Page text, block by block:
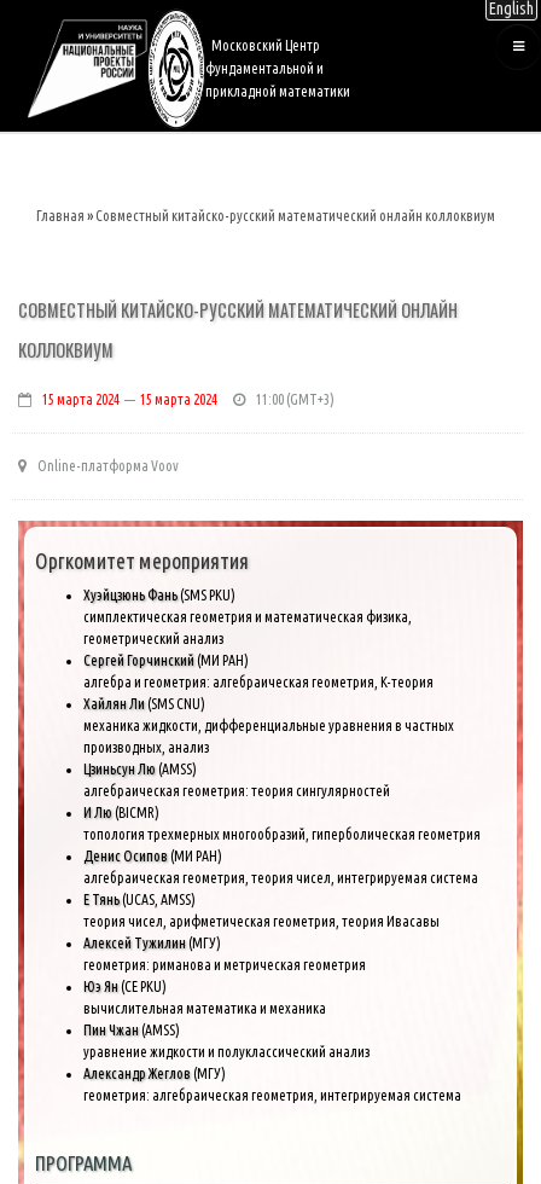
основному
содержанию
Московский Центр
фундаментальной и
прикладной математики
English
Главная Совместный китайско-русский математический онлайн коллоквиум
СОВМЕСТНЫЙ КИТАЙСКО-РУССКИЙ МАТЕМАТИЧЕСКИЙ ОНЛАЙН
КОЛЛОКВИУМ
15 марта 2024 — 15 марта 2024 11:00
Online-платформа Voov
Оргкомитет мероприятия
Хуэйцзюнь Фань(SMS PKU)
симплектическая геометрия и математическая физика,
геометрический анализ
Сергей Горчинский(МИ РАН)
алгебра и геометрия: алгебраическая геометрия, K-теория
Хайлян Ли(SMS CNU)
механика жидкости, дифференциальные уравнения в частных
производных, анализ
Цзиньсун Лю(AMSS)
алгебраическая геометрия: теория сингулярностей
И Лю(BICMR)
топология трехмерных многообразий, гиперболическая геометрия
Денис Осипов(МИ РАН)
алгебраическая геометрия, теория чисел, интегрируемая система
Е Тянь(UCAS, AMSS)
теория чисел, арифметическая геометрия, теория Ивасавы
Алексей Тужилин(МГУ)
геометрия: риманова и метрическая геометрия
Юэ Ян(CE PKU)
вычислительная математика и механика
Пин Чжан(AMSS)
уравнение жидкости и полуклассический анализ
Александр Жеглов(МГУ)
геометрия: алгебраическая геометрия, интегрируемая система
ПРОГРАММА